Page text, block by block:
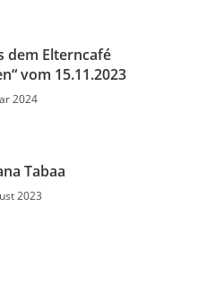
dem Elterncafé
vom 15.11.2023
2024
Tabaa
2023